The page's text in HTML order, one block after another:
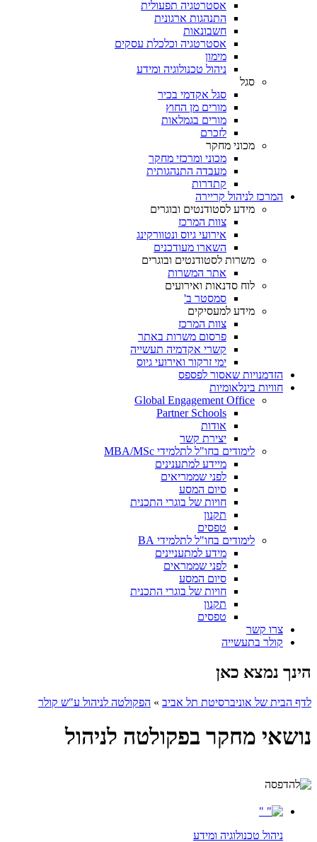
אסטרטגיה תפעולית
התנהגות ארגונית
חשבונאות
אסטרטגיה וכלכלת עסקים
מימון
ניהול טכנולוגיה ומידע
סגל
סגל אקדמי בכיר
מורים מן החוץ
מורים בגמלאות
לזכרם
מכוני מחקר
מכוני ומרכזי מחקר
מעבדה התנהגותית
קתדרות
המרכז לניהול קריירה
מידע לסטודנטים ובוגרים
צוות המרכז
אירועי גיוס ונטוורקינג
השארו מעודכנים
משרות לסטודנטים ובוגרים
אתר המשרות
לוח סדנאות ואירועים
סמסטר ב'
מידע למעסיקים
צוות המרכז
פרסום משרות באתר
קשרי אקדמיה תעשייה
ימי זרקור ואירועי גיוס
הזדמנויות שאסור לפספס
חוויות בינלאומיות
Global Engagement Office
Partner Schools
אודות
יצירת קשר
לימודים בחו"ל לתלמידי MBA/MSc
מיידע למתענינים
לפני שממריאים
סיום המסע
חויות של בוגרי התכנית
תקנון
טפסים
לימודים בחו"ל לתלמידי BA
מידע למתעניינים
לפני שממראים
סיום המסע
חויות של בוגרי התכנית
תקנון
טפסים
צרו קשר
קולר בתעשייה
הינך נמצא כאן
לדף הבית של אוניברסיטת תל אביב » הפקולטה לניהול ע"ש קולר
נושאי מחקר בפקולטה לניהול
ניהול טכנולוגיה ומידע